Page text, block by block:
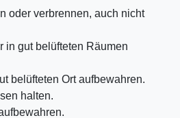
oder verbrennen, auch nicht
in gut belüfteten Räumen
belüfteten Ort aufbewahren.
halten.